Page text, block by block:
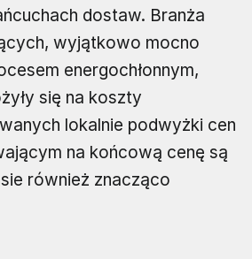
dostaw. Branża
wyjątkowo mocno
energochłonnym,
się na koszty
lokalnie podwyżki cen
na końcową cenę są
również znacząco